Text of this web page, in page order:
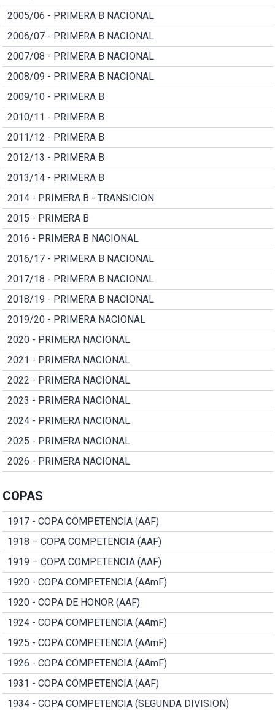
2005/06 - PRIMERA B NACIONAL
2006/07 - PRIMERA B NACIONAL
2007/08 - PRIMERA B NACIONAL
2008/09 - PRIMERA B NACIONAL
2009/10 - PRIMERA B
2010/11 - PRIMERA B
2011/12 - PRIMERA B
2012/13 - PRIMERA B
2013/14 - PRIMERA B
2014 - PRIMERA B - TRANSICION
2015 - PRIMERA B
2016 - PRIMERA B NACIONAL
2016/17 - PRIMERA B NACIONAL
2017/18 - PRIMERA B NACIONAL
2018/19 - PRIMERA B NACIONAL
2019/20 - PRIMERA NACIONAL
2020 - PRIMERA NACIONAL
2021 - PRIMERA NACIONAL
2022 - PRIMERA NACIONAL
2023 - PRIMERA NACIONAL
2024 - PRIMERA NACIONAL
2025 - PRIMERA NACIONAL
2026 - PRIMERA NACIONAL
COPAS
1917 - COPA COMPETENCIA (AAF)
1918 – COPA COMPETENCIA (AAF)
1919 – COPA COMPETENCIA (AAF)
1920 - COPA COMPETENCIA (AAmF)
1920 - COPA DE HONOR (AAF)
1924 - COPA COMPETENCIA (AAmF)
1925 - COPA COMPETENCIA (AAmF)
1926 - COPA COMPETENCIA (AAmF)
1931 - COPA COMPETENCIA (AAF)
1934 - COPA COMPETENCIA (SEGUNDA DIVISION)